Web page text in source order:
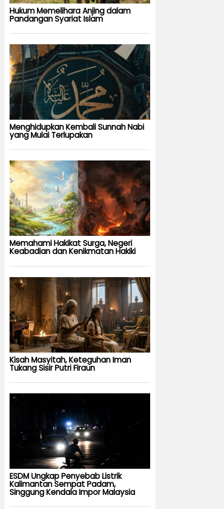
Hukum Memelihara Anjing dalam
Pandangan Syariat Islam
Menghidupkan Kembali Sunnah Nabi
yang Mulai Terlupakan
Memahami Hakikat Surga, Negeri
Keabadian dan Kenikmatan Hakiki
Kisah Masyitah, Keteguhan Iman
Tukang Sisir Putri Firaun
ESDM Ungkap Penyebab Listrik
Kalimantan Sempat Padam,
Singgung Kendala Impor Malaysia